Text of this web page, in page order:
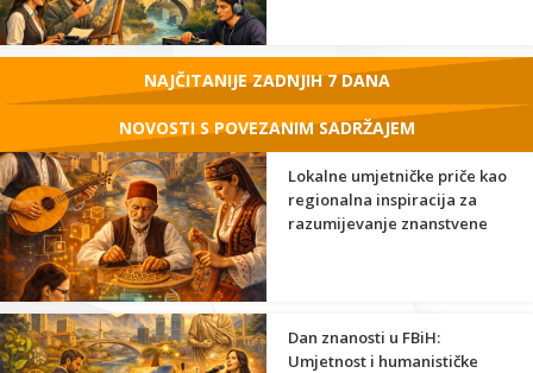
NAJČITANIJE ZADNJIH 7 DANA
NOVOSTI S POVEZANIM SADRŽAJEM
Lokalne umjetničke priče kao
regionalna inspiracija za
razumijevanje znanstvene
Dan znanosti u FBiH:
Umjetnost i humanističke